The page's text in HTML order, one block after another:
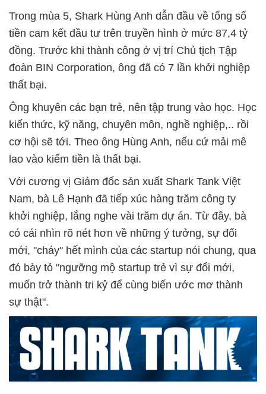
Trong mùa 5, Shark Hùng Anh dẫn đầu về tổng số
tiền cam kết đầu tư trên truyền hình ở mức 87,4 tỷ
đồng. Trước khi thành công ở vị trí Chủ tịch Tập
đoàn BIN Corporation, ông đã có 7 lần khởi nghiệp
thất bại.
Ông khuyên các bạn trẻ, nên tập trung vào học. Học
kiến thức, kỹ năng, chuyên môn, nghề nghiệp,.. rồi
cơ hội sẽ tới. Theo ông Hùng Anh, nếu cứ mải mê
lao vào kiếm tiền là thất bại.
Với cương vị Giám đốc sản xuất Shark Tank Việt
Nam, bà Lê Hạnh đã tiếp xúc hàng trăm công ty
khởi nghiệp, lắng nghe vài trăm dự án. Từ đây, bà
có cái nhìn rõ nét hơn về những ý tưởng, sự đổi
mới, "cháy" hết mình của các startup nói chung, qua
đó bày tỏ "ngưỡng mộ startup trẻ vì sự đổi mới,
muốn trở thành tri kỷ để cùng biến ước mơ thành
sự thật".